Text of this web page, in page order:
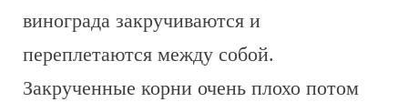
винограда закручиваются и
переплетаются между собой.
Закрученные корни очень плохо потом